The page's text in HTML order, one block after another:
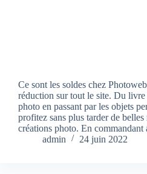
Ce sont les soldes chez
réduction sur tout le site. Du livre
photo en passant par les objets
profitez sans plus tarder de belles
créations photo. En
admin
24 juin 2022